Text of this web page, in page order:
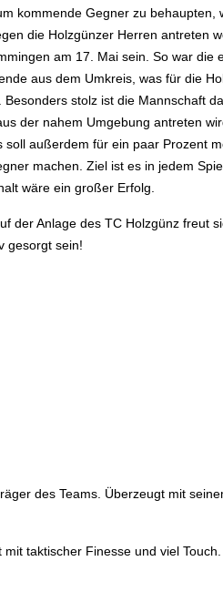
kommende Gegner zu behaupten,
die Holzgünzer Herren antreten
am 17. Mai sein. So war die
aus dem Umkreis, was für die
stolz ist die Mannschaft
der nahem Umgebung antreten
außerdem für ein paar Prozent
machen. Ziel ist es in jedem
wäre ein großer Erfolg.
der Anlage des TC Holzgünz freut
gesorgt sein!
des Teams. Überzeugt mit
taktischer Finesse und viel